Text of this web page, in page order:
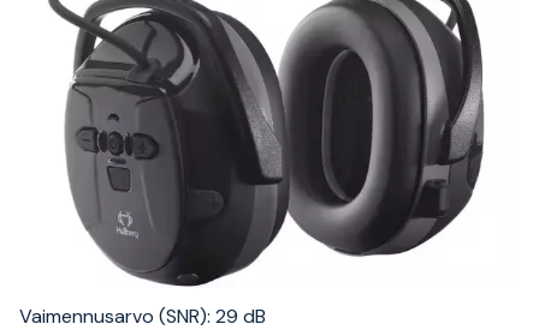
Vaimennusarvo (SNR): 29 dB